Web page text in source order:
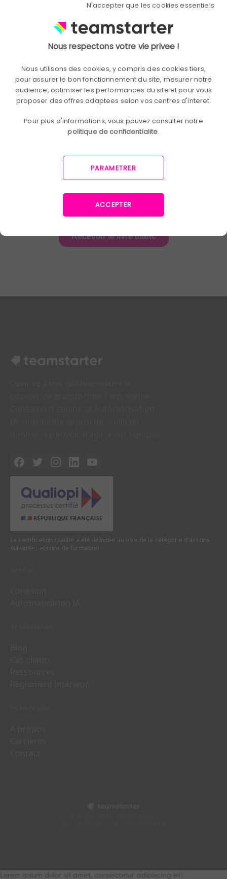
La certification qualité a été délivrée au titre de la catégorie d'actions
suivante : actions de formation
Lorem ipsum dolor sit amet, consectetur adipiscing elit.
N'accepter que les cookies essentiels
Nous respectons votre vie privee !
Nous utilisons des cookies, y compris des cookies tiers,
pour assurer le bon fonctionnement du site, mesurer notre
audience, optimiser les performances du site et pour vous
proposer des offres adaptees selon vos centres d'interet.
Pour plus d'informations, vous pouvez consulter notre
politique de confidentialite.
PARAMETRER
ACCEPTER